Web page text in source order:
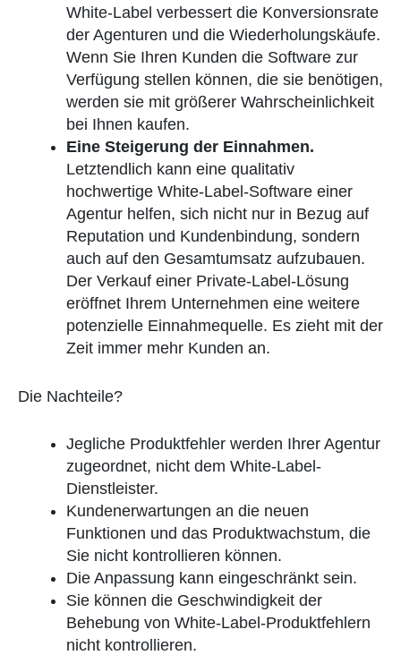
White-Label verbessert die Konversionsrate
der Agenturen und die Wiederholungskäufe.
Wenn Sie Ihren Kunden die Software zur
Verfügung stellen können, die sie benötigen,
werden sie mit größerer Wahrscheinlichkeit
bei Ihnen kaufen.
Eine Steigerung der Einnahmen.
Letztendlich kann eine qualitativ
hochwertige White-Label-Software einer
Agentur helfen, sich nicht nur in Bezug auf
Reputation und Kundenbindung, sondern
auch auf den Gesamtumsatz aufzubauen.
Der Verkauf einer Private-Label-Lösung
eröffnet Ihrem Unternehmen eine weitere
potenzielle Einnahmequelle. Es zieht mit der
Zeit immer mehr Kunden an.
Die Nachteile?
Jegliche Produktfehler werden Ihrer Agentur
zugeordnet, nicht dem White-Label-
Dienstleister.
Kundenerwartungen an die neuen
Funktionen und das Produktwachstum, die
Sie nicht kontrollieren können.
Die Anpassung kann eingeschränkt sein.
Sie können die Geschwindigkeit der
Behebung von White-Label-Produktfehlern
nicht kontrollieren.